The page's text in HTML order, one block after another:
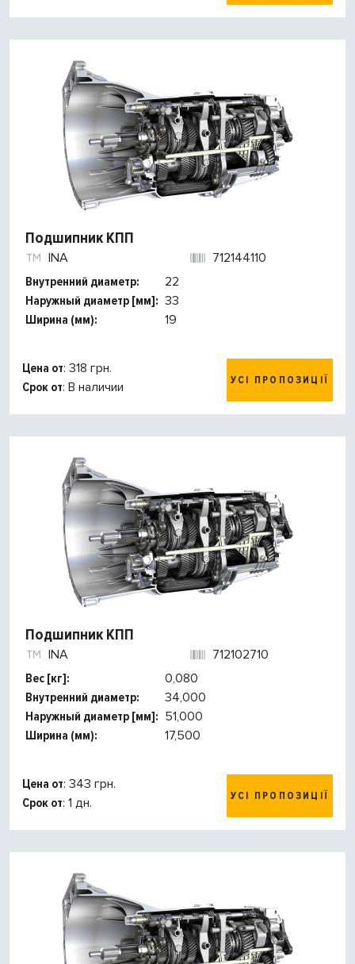
Подшипник КПП
INA
712144110
Внутренний диаметр:
22
Наружный диаметр [мм]: 33
Ширина (мм):
19
Цена от: 318 грн.
Срок от: В наличии УСІ ПРОПОЗИЦІЇ
Подшипник КПП
INA
712102710
Вес [кг]:
0,080
Внутренний диаметр:
34,000
Наружный диаметр [мм]: 51,000
Ширина (мм):
17,500
Цена от: 343 грн.
Срок от: 1 дн. УСІ ПРОПОЗИЦІЇ